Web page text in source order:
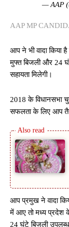
— AAP
AAP MP
आप ने भी वादा किया
मुफ्त बिजली और 24
सहायता मिलेगी।
2018 के विधानसभा
सफलता के लिए आप
आप प्रमुख ने वादा
में आए तो मध्य प्रदेश
24 घंटे बिजली